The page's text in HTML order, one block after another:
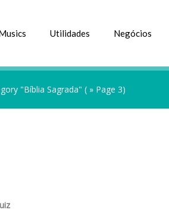
Utilidades Negócios
"Bíblia Sagrada" ( » Page 3)